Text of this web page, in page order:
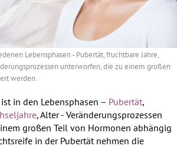
Lebensphasen - Pubertät, fruchtbare Jahre,
unterworfen, die zu einem großen
werden.
in den Lebensphasen – Pubertät,
, Alter - Veränderungsprozessen
großen Teil von Hormonen abhängig
in der Pubertät nehmen die